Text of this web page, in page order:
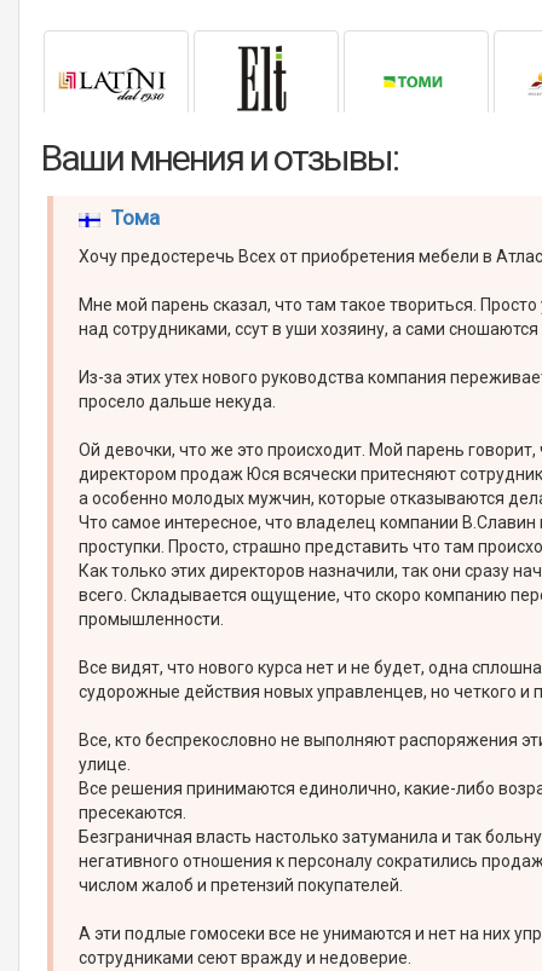
Ваши мнения и отзывы:
Тома
Хочу предостеречь Всех от приобретения мебели в
Мне мой парень сказал, что там такое твориться.
над сотрудниками, ссут в уши хозяину, а сами
Из-за этих утех нового руководства компания
просело дальше некуда.
Ой девочки, что же это происходит. Мой парень
директором продаж Юся всячески притесняют
а особенно молодых мужчин, которые отказываются
Что самое интересное, что владелец компании
проступки. Просто, страшно представить что там
Как только этих директоров назначили, так они сразу
всего. Складывается ощущение, что скоро компанию
промышленности.
Все видят, что нового курса нет и не будет, одна
судорожные действия новых управленцев, но четкого и
Все, кто беспрекословно не выполняют распоряжения
улице.
Все решения принимаются единолично, какие-либо
пресекаются.
Безграничная власть настолько затуманила и так
негативного отношения к персоналу сократились
числом жалоб и претензий покупателей.
А эти подлые гомоcеки все не унимаются и нет на них
сотрудниками сеют вражду и недоверие.